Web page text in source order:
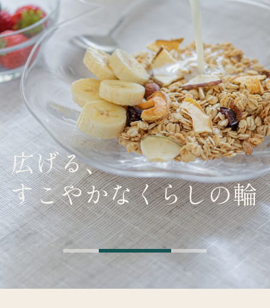
お知らせ
店舗一覧
広げる、
すこやかなくらしの輪